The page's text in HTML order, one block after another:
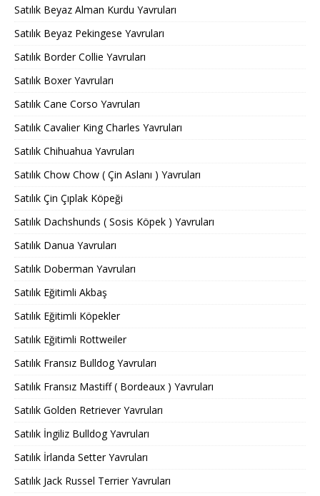
Satılık Beyaz Alman Kurdu Yavruları
Satılık Beyaz Pekingese Yavruları
Satılık Border Collie Yavruları
Satılık Boxer Yavruları
Satılık Cane Corso Yavruları
Satılık Cavalier King Charles Yavruları
Satılık Chihuahua Yavruları
Satılık Chow Chow ( Çin Aslanı ) Yavruları
Satılık Çin Çıplak Köpeği
Satılık Dachshunds ( Sosis Köpek ) Yavruları
Satılık Danua Yavruları
Satılık Doberman Yavruları
Satılık Eğitimli Akbaş
Satılık Eğitimli Köpekler
Satılık Eğitimli Rottweiler
Satılık Fransız Bulldog Yavruları
Satılık Fransız Mastiff ( Bordeaux ) Yavruları
Satılık Golden Retriever Yavruları
Satılık İngiliz Bulldog Yavruları
Satılık İrlanda Setter Yavruları
Satılık Jack Russel Terrier Yavruları